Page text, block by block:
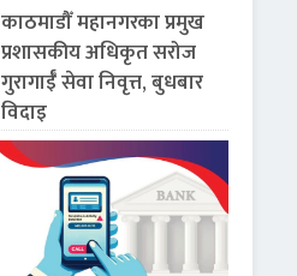
काठमाडौँ महानगरका प्रमुख
प्रशासकीय अधिकृत सरोज
गुरागाईँ सेवा निवृत्त, बुधबार
विदाइ